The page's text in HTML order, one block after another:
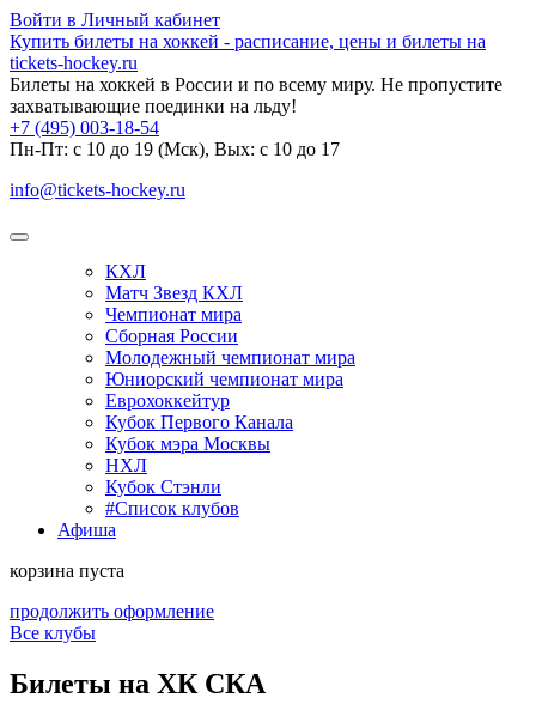
Войти в Личный кабинет
Купить билеты на хоккей - расписание, цены и билеты на
tickets-hockey.ru
Билеты на хоккей в России и по всему миру. Не пропустите
захватывающие поединки на льду!
+7 (495) 003-18-54
Пн-Пт: c 10 до 19 (Мск), Вых: с 10 до 17
info@tickets-hockey.ru
КХЛ
Матч Звезд КХЛ
Чемпионат мира
Сборная России
Молодежный чемпионат мира
Юниорский чемпионат мира
Еврохоккейтур
Кубок Первого Канала
Кубок мэра Москвы
НХЛ
Кубок Стэнли
#Список клубов
Афиша
корзина пуста
продолжить оформление
Все клубы
Билеты на ХК СКА